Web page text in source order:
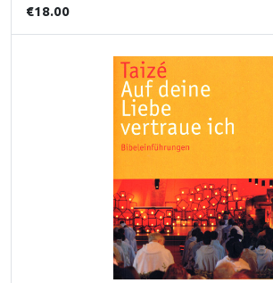
€18.00